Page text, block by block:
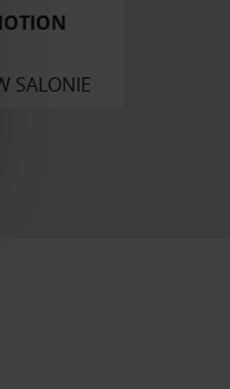
SALONIE